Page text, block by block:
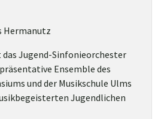
Hermanutz
Jugend-Sinfonieorchester
Ensemble des
und der Musikschule Ulms
Jugendlichen